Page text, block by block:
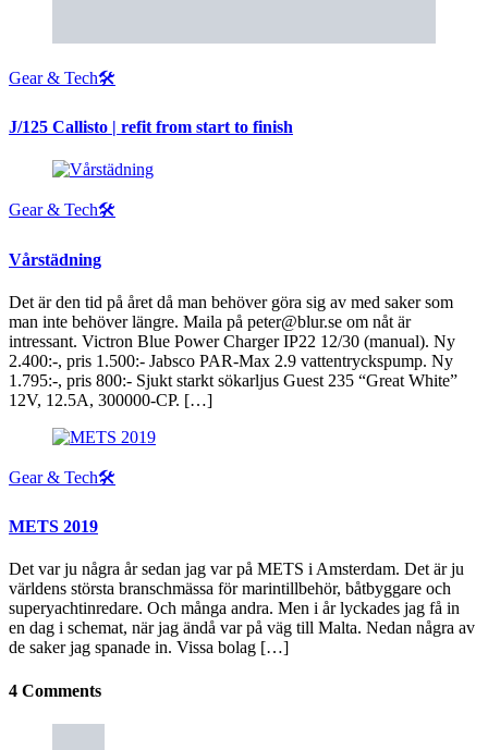
Gear & Tech🛠
J/125 Callisto | refit from start to finish
Gear & Tech🛠
Vårstädning
Det är den tid på året då man behöver göra sig av med saker som
man inte behöver längre. Maila på peter@blur.se om nåt är
intressant. Victron Blue Power Charger IP22 12/30 (manual). Ny
2.400:-, pris 1.500:- Jabsco PAR-Max 2.9 vattentryckspump. Ny
1.795:-, pris 800:- Sjukt starkt sökarljus Guest 235 “Great White”
12V, 12.5A, 300000-CP. […]
Gear & Tech🛠
METS 2019
Det var ju några år sedan jag var på METS i Amsterdam. Det är ju
världens största branschmässa för marintillbehör, båtbyggare och
superyachtinredare. Och många andra. Men i år lyckades jag få in
en dag i schemat, när jag ändå var på väg till Malta. Nedan några av
de saker jag spanade in. Vissa bolag […]
4 Comments